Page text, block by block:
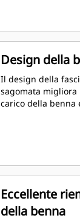
Design della
Il design della
sagomata migliora
carico della benna
Eccellente
della benna